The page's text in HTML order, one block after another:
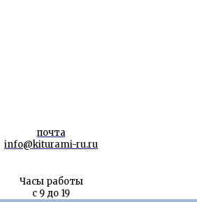
почта
info@kiturami-ru.ru
Часы работы
с 9 до 19